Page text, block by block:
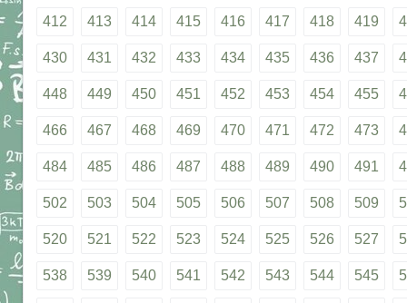
412 413 414 415 416 417 418 419
430 431 432 433 434 435 436 437
448 449 450 451 452 453 454 455
466 467 468 469 470 471 472 473
484 485 486 487 488 489 490 491
502 503 504 505 506 507 508 509
520 521 522 523 524 525 526 527
538 539 540 541 542 543 544 545